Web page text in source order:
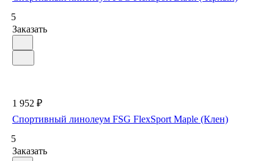
5
Заказать
1 952 ₽
Спортивный линолеум FSG FlexSport Maple (Клен)
5
Заказать